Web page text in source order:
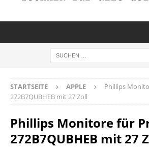
STARTSEITE APPLE
Phillips
272B7QUBHEB mit 27 Zoll
Phillips Monitore für
272B7QUBHEB mit 27